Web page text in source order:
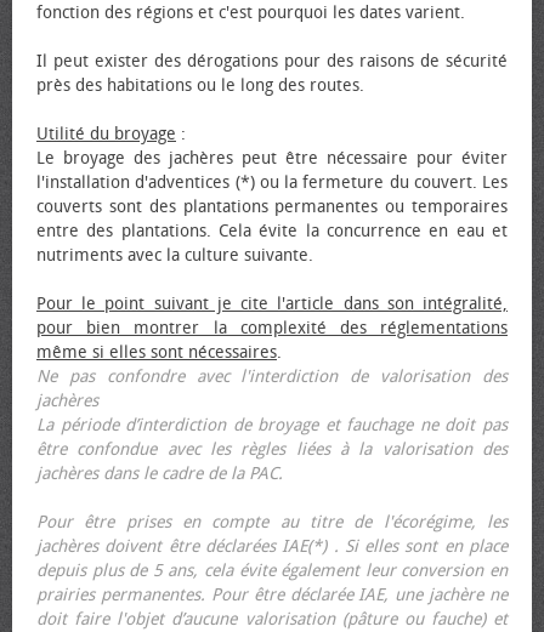
fonction des régions et c'est pourquoi les dates varient.
Il peut exister des dérogations pour des raisons de sécurité
près des habitations ou le long des routes.
Utilité du broyage :
Le broyage des jachères peut être nécessaire pour éviter
l'installation d'adventices (*) ou la fermeture du couvert. Les
couverts sont des plantations permanentes ou temporaires
entre des plantations. Cela évite la concurrence en eau et
nutriments avec la culture suivante.
Pour le point suivant je cite l'article dans son intégralité,
pour bien montrer la complexité des réglementations
même si elles sont nécessaires.
Ne pas confondre avec l'interdiction de valorisation des
jachères
La période d’interdiction de broyage et fauchage ne doit pas
être confondue avec les règles liées à la valorisation des
jachères dans le cadre de la PAC.
Pour être prises en compte au titre de l'écorégime, les
jachères doivent être déclarées IAE(*) . Si elles sont en place
depuis plus de 5 ans, cela évite également leur conversion en
prairies permanentes. Pour être déclarée IAE, une jachère ne
doit faire l'objet d’aucune valorisation (pâture ou fauche) et